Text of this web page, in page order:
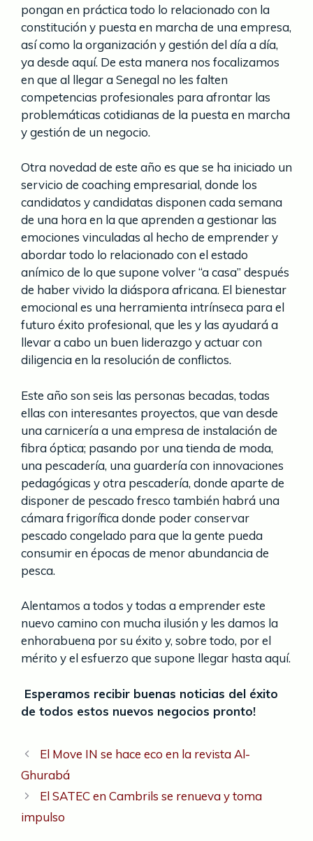
pongan en práctica todo lo relacionado con la
constitución y puesta en marcha de una empresa,
así como la organización y gestión del día a día,
ya desde aquí. De esta manera nos focalizamos
en que al llegar a Senegal no les falten
competencias profesionales para afrontar las
problemáticas cotidianas de la puesta en marcha
y gestión de un negocio.
Otra novedad de este año es que se ha iniciado un
servicio de coaching empresarial, donde los
candidatos y candidatas disponen cada semana
de una hora en la que aprenden a gestionar las
emociones vinculadas al hecho de emprender y
abordar todo lo relacionado con el estado
anímico de lo que supone volver “a casa” después
de haber vivido la diáspora africana. El bienestar
emocional es una herramienta intrínseca para el
futuro éxito profesional, que les y las ayudará a
llevar a cabo un buen liderazgo y actuar con
diligencia en la resolución de conflictos.
Este año son seis las personas becadas, todas
ellas con interesantes proyectos, que van desde
una carnicería a una empresa de instalación de
fibra óptica; pasando por una tienda de moda,
una pescadería, una guardería con innovaciones
pedagógicas y otra pescadería, donde aparte de
disponer de pescado fresco también habrá una
cámara frigorífica donde poder conservar
pescado congelado para que la gente pueda
consumir en épocas de menor abundancia de
pesca.
Alentamos a todos y todas a emprender este
nuevo camino con mucha ilusión y les damos la
enhorabuena por su éxito y, sobre todo, por el
mérito y el esfuerzo que supone llegar hasta aquí.
Esperamos recibir buenas noticias del éxito
de todos estos nuevos negocios pronto!
El Move IN se hace eco en la revista Al-
Ghurabá
El SATEC en Cambrils se renueva y toma
impulso